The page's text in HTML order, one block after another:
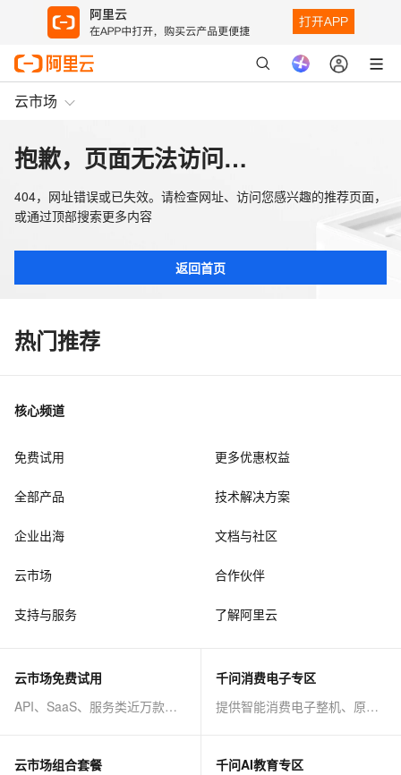
云市场
抱歉，页面无法访问…
404，网址错误或已失效。请检查网址、访问您感兴趣的推荐页面，
或通过顶部搜索更多内容
返回首页
热门推荐
核心频道
免费试用 更多优惠权益
全部产品 技术解决方案
企业出海 文档与社区
云市场 合作伙伴
支持与服务 了解阿里云
云市场免费试用
API、SaaS、服务类近万款商品免费试！
千问消费电子专区
提供智能消费电子整机、原子能力等AI方案
云市场组合套餐
千问AI教育专区